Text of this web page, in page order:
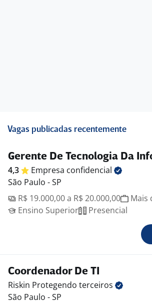
Vagas publicadas recentemente
Gerente De Tecnologia Da
4,3 Empresa confidencial
São Paulo - SP
R$ 19.000,00 a R$ 20.000,00
Mais
Ensino Superior
Presencial
Coordenador De TI
Riskin Protegendo terceiros
São Paulo - SP